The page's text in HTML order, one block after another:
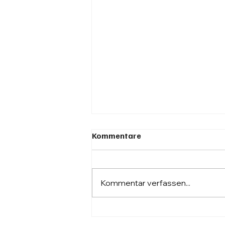
Kommentare
Kommentar verfassen...